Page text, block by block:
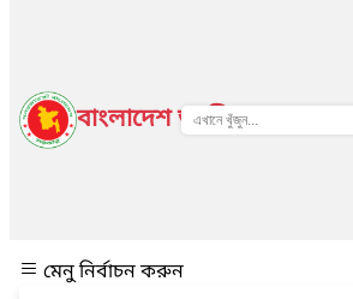
বাংলাদেশ জাতীয় তথ্য বাতায়ন
মেনু নির্বাচন করুন